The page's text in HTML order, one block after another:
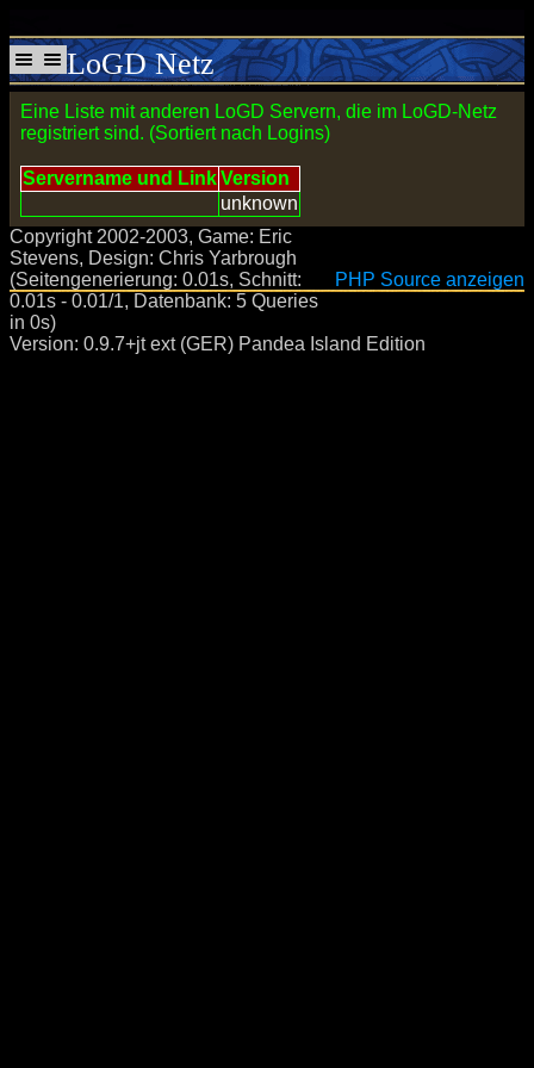
LoGD Netz
Eine Liste mit anderen LoGD Servern, die im LoGD-Netz
registriert sind. (Sortiert nach Logins)
Servername und LinkVersion
unknown
Copyright 2002-2003, Game: Eric
Stevens, Design: Chris Yarbrough
(Seitengenerierung: 0.01s, Schnitt:
0.01s - 0.01/1, Datenbank: 5 Queries
in 0s)
PHP Source anzeigen
Version: 0.9.7+jt ext (GER) Pandea Island Edition